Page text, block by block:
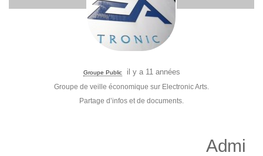
Groupe Public il y a 11 années
Groupe de veille économique sur Electronic Arts.
Partage d’infos et de documents.
Admi